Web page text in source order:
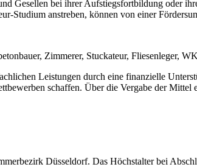
Gesellen bei ihrer Aufstiegsfortbildung oder
Studium anstreben, können von einer
Zimmerer, Stuckateur, Fliesenleger,
Leistungen durch eine finanzielle
schaffen. Über die Vergabe der Mittel
Düsseldorf. Das Höchstalter bei